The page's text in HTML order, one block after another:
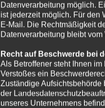
Datenverarbeitung möglich.
ist jederzeit möglich. Für den
E-Mail. Die Rechtmäßigkeit
Datenverarbeitung bleibt
Recht auf Beschwerde bei
Als Betroffener steht Ihnen
Verstoßes ein
Zuständige
der
unseres Unternehmens